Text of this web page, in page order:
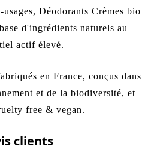
Déodorants Crèmes bio
d'ingrédients naturels au
actif élevé.
en France, conçus dans
et de la biodiversité, et
free & vegan.
clients